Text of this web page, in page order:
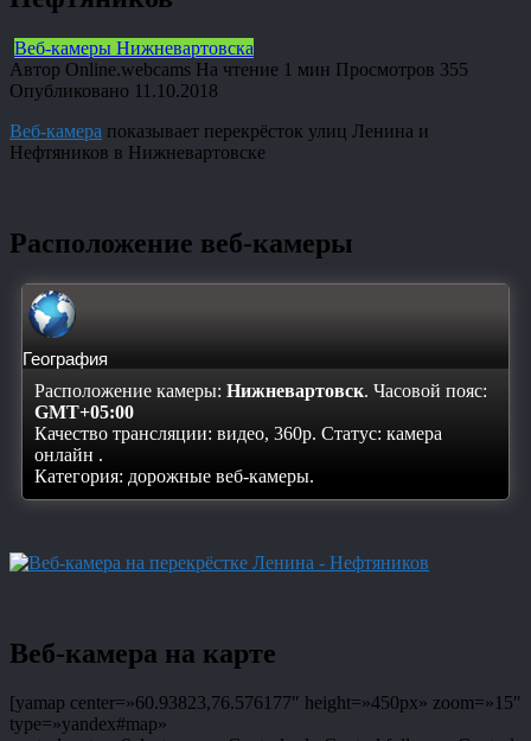
Веб-камеры Нижневартовска
Автор Online.webcams На чтение 1 мин Просмотров 355
Опубликовано 11.10.2018
Веб-камера показывает перекрёсток улиц Ленина и
Нефтяников в Нижневартовске
Расположение веб-камеры
География
Расположение камеры: Нижневартовск. Часовой пояс:
GMT+05:00
Качество трансляции: видео, 360p. Статус: камера
онлайн .
Категория: дорожные веб-камеры.
Веб-камера на карте
[yamap center=»60.93823,76.576177″ height=»450px» zoom=»15″
type=»yandex#map»